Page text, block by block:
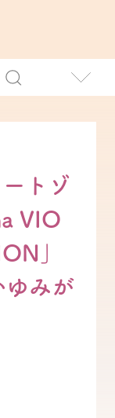
トゾ
VIO
」
ゆみが